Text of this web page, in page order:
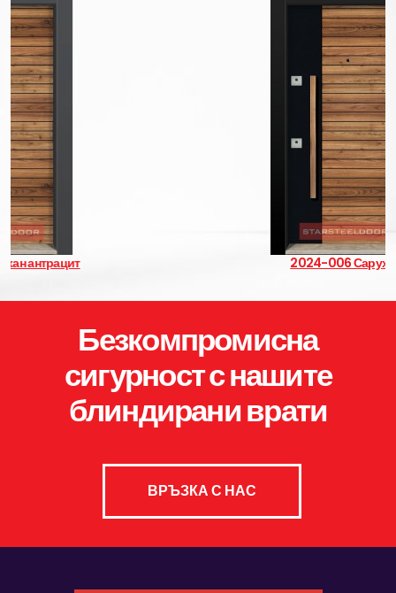
2024-006 Сарухан
Безкомпромисна
сигурност с нашите
блиндирани врати
ВРЪЗКА С НАС